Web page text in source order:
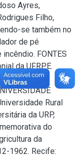
Ayres,
Filho,
se também no
de pé
FONTES
da UFRPE.
Conceição
Rural
da URP,
do
da
1962. Recife: